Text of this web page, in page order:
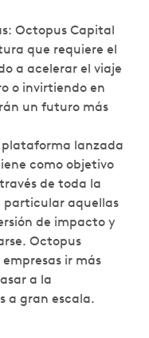
Octopus Capital
que requiere el
a acelerar el viaje
o invirtiendo en
un futuro más
lanzada
como objetivo
de toda la
aquellas
de impacto y
Octopus
ir más
a la
a gran escala.